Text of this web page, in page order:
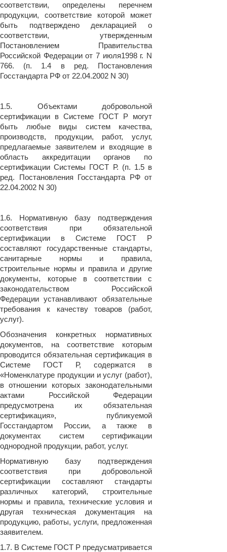
соответствии, определены перечнем
продукции, соответствие которой может
быть подтверждено декларацией о
соответствии, утвержденным
Постановлением Правительства
Российской Федерации от 7 июля1998 г. N
766. (п. 1.4 в ред. Постановления
Госстандарта РФ от 22.04.2002 N 30)
1.5. Объектами добровольной
сертификации в Системе ГОСТ Р могут
быть любые виды систем качества,
производств, продукции, работ, услуг,
предлагаемые заявителем и входящие в
область аккредитации органов по
сертификации Системы ГОСТ Р. (п. 1.5 в
ред. Постановления Госстандарта РФ от
22.04.2002 N 30)
1.6. Нормативную базу подтверждения
соответствия при обязательной
сертификации в Системе ГОСТ Р
составляют государственные стандарты,
санитарные нормы и правила,
строительные нормы и правила и другие
документы, которые в соответствии с
законодательством Российской
Федерации устанавливают обязательные
требования к качеству товаров (работ,
услуг).
Обозначения конкретных нормативных
документов, на соответствие которым
проводится обязательная сертификация в
Системе ГОСТ Р, содержатся в
«Номенклатуре продукции и услуг (работ),
в отношении которых законодательными
актами Российской Федерации
предусмотрена их обязательная
сертификация», публикуемой
Госстандартом России, а также в
документах систем сертификации
однородной продукции, работ, услуг.
Нормативную базу подтверждения
соответствия при добровольной
сертификации составляют стандарты
различных категорий, строительные
нормы и правила, технические условия и
другая техническая документация на
продукцию, работы, услуги, предложенная
заявителем.
1.7. В Системе ГОСТ Р предусматривается